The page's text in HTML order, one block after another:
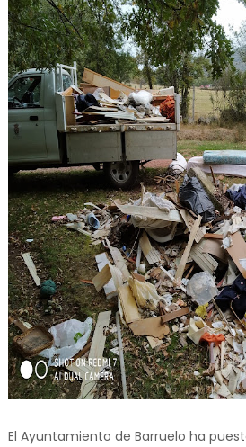
El Ayuntamiento de Barruelo ha